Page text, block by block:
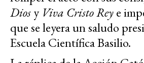
DiosyViva Cristo Reye
que se leyera un saludo
Escuela Científica Basilio.